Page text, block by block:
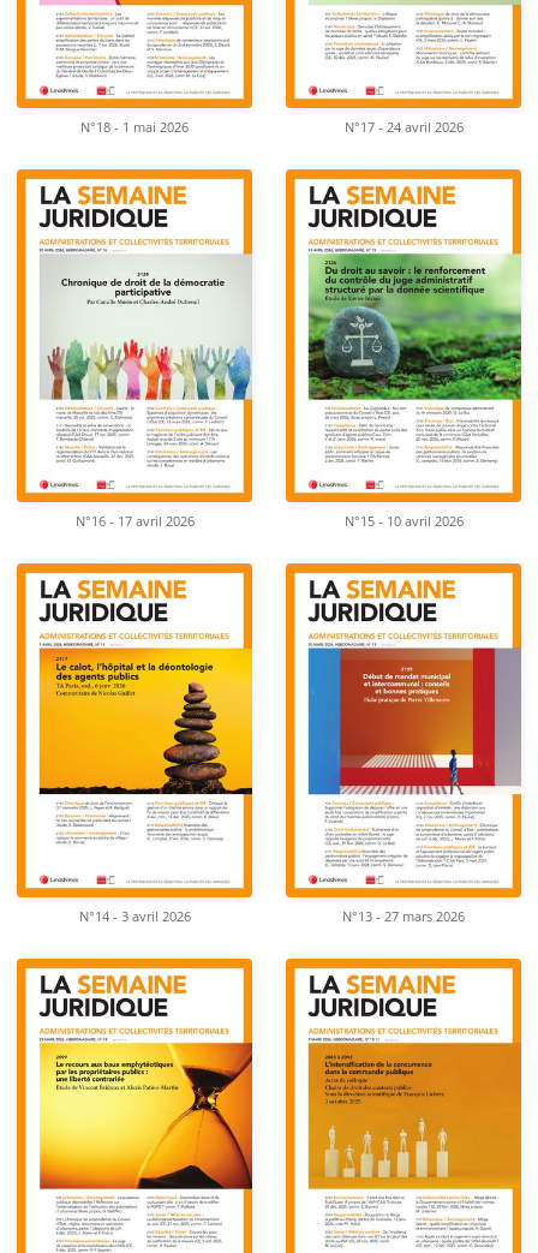
N°18 - 1 mai 2026 N°17 - 24 avril 2026
N°16 - 17 avril 2026 N°15 - 10 avril 2026
N°14 - 3 avril 2026 N°13 - 27 mars 2026